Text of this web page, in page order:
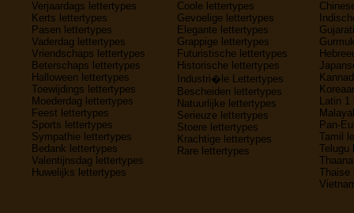
Verjaardags lettertypes
Kerts lettertypes
Pasen lettertypes
Vaderdag lettertypes
Vriendschaps lettertypes
Beterschaps lettertypes
Halloween lettertypes
Toewijdings lettertypes
Moederdag lettertypes
Feest lettertypes
Sports lettertypes
Sympathie lettertypes
Bedank lettertypes
Valentijnsdag lettertypes
Huwelijks lettertypes
Coole lettertypes
Gevoelige lettertypes
Elegante lettertypes
Grappige lettertypes
Futuristische lettertypes
Historische lettertypes
Industri�le Lettertypes
Bescheiden lettertypes
Natuurlijke lettertypes
Serieuze lettertypes
Stoere lettertypes
Krachtige lettertypes
Rare lettertypes
Latin 1
Pan-
Tamil
Telugu
Thaise